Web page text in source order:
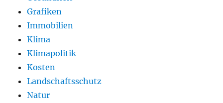
Grafiken
Immobilien
Klima
Klimapolitik
Kosten
Landschaftsschutz
Natur